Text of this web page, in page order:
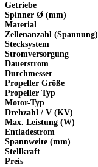
Getriebe
Spinner Ø (mm)
Material
Zellenanzahl (Spannung)
Stecksystem
Stromversorgung
Dauerstrom
Durchmesser
Propeller Größe
Propeller Typ
Motor-Typ
Drehzahl / V (KV)
Max. Leistung (W)
Entladestrom
Spannweite (mm)
Stellkraft
Preis